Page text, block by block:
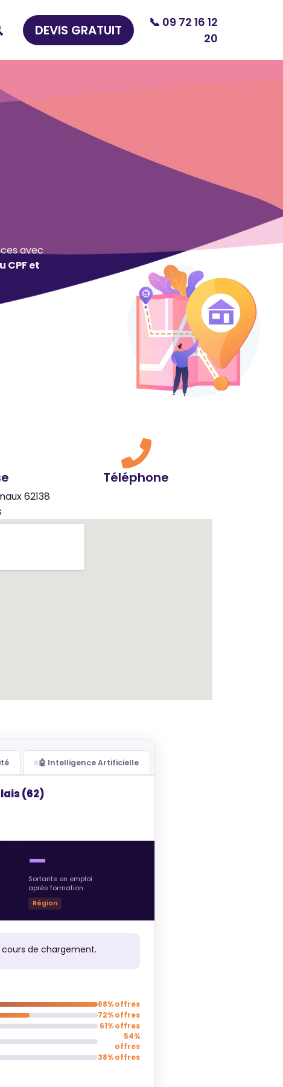
DEVIS GRATUIT
📞 09 72 16 12
20
avec
CPF et
62138
Téléphone
🤖 Intelligence Artificielle
(62)
—
Sortants en emploi
après formation
Région
de chargement.
88% offres
72% offres
61% offres
54%
offres
38% offres